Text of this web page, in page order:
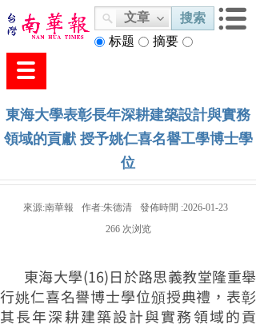
文章
搜索
标题
摘要
東海大學表彰長年深耕建築設計與實務
領域的貢獻 授予姚仁喜名譽工學博士學
位
來源:南華報 作者:朱德清 發佈時間 :2026-01-23
266 次浏览
東海大學(16)日於路思義教堂隆重舉
行姚仁喜名譽博士學位頒授典禮，表彰
其長年深耕建築設計與實務領域的貢